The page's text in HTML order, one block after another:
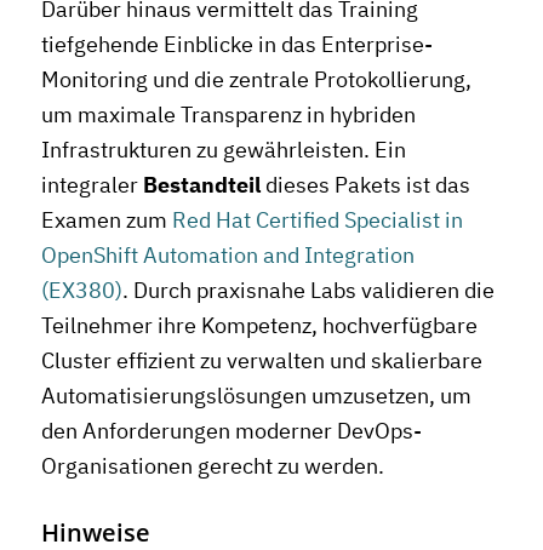
Darüber hinaus vermittelt das Training
tiefgehende Einblicke in das Enterprise-
Monitoring und die zentrale Protokollierung,
um maximale Transparenz in hybriden
Infrastrukturen zu gewährleisten. Ein
integraler Bestandteildieses Pakets ist das
Examen zum Red Hat Certified Specialist in
OpenShift Automation and Integration
(EX380). Durch praxisnahe Labs validieren die
Teilnehmer ihre Kompetenz, hochverfügbare
Cluster effizient zu verwalten und skalierbare
Automatisierungslösungen umzusetzen, um
den Anforderungen moderner DevOps-
Organisationen gerecht zu werden.
Hinweise